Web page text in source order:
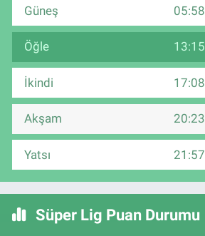
Güneş 05:58
Öğle 13:15
İkindi 17:08
Akşam 20:23
Yatsı 21:57
Süper Lig Puan Durumu